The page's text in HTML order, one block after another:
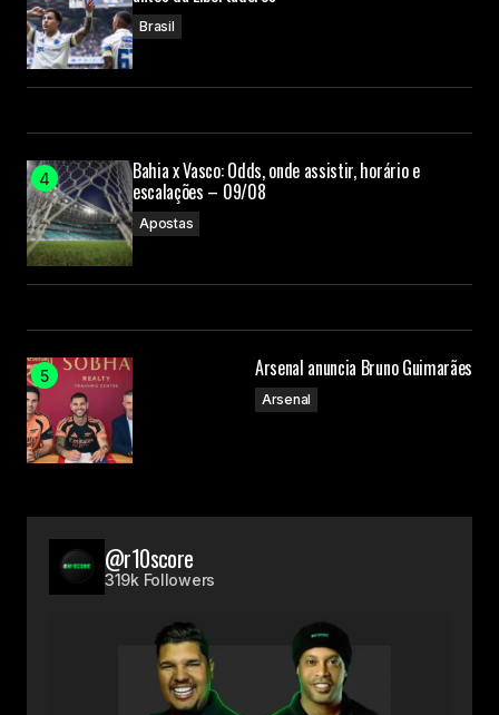
Brasil
Bahia x Vasco: Odds, onde assistir, horário e
escalações – 09/08
Apostas
Arsenal anuncia Bruno Guimarães
Arsenal
@r10score
319k Followers